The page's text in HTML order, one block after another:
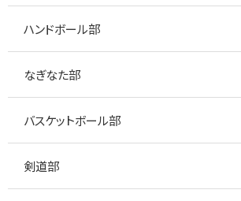
ハンドボール部
なぎなた部
バスケットボール部
剣道部